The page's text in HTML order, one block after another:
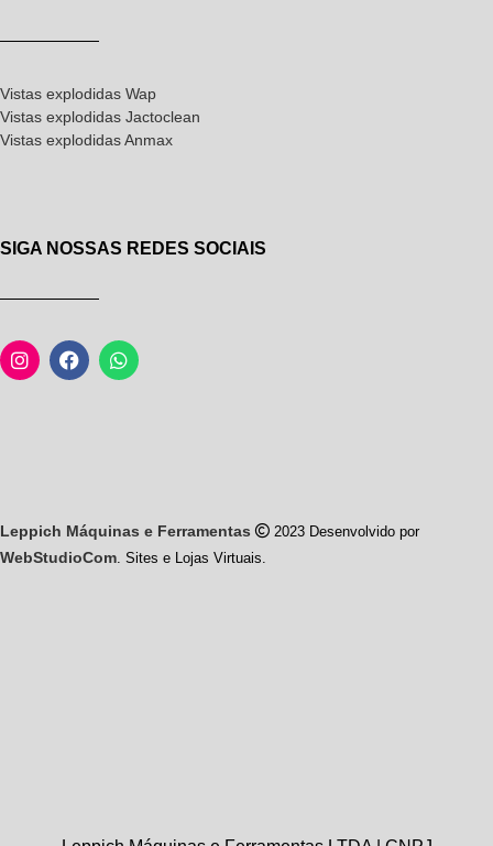
Vistas explodidas Wap
Vistas explodidas Jactoclean
Vistas explodidas Anmax
SIGA NOSSAS REDES SOCIAIS
Leppich Máquinas e Ferramentas 2023 Desenvolvido por
WebStudioCom. Sites e Lojas Virtuais.